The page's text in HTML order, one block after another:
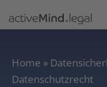
Home »
Datenschutzrecht